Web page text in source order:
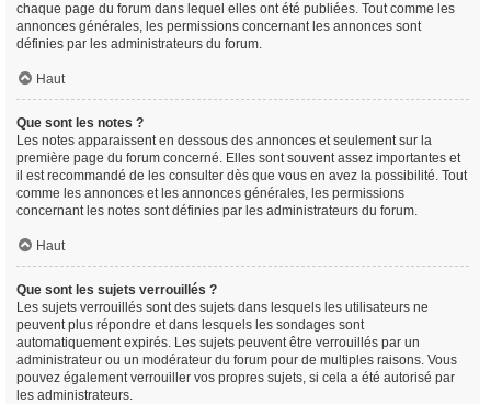
chaque page du forum dans lequel elles ont été publiées. Tout comme les
annonces générales, les permissions concernant les annonces sont
définies par les administrateurs du forum.
Haut
Que sont les notes ?
Les notes apparaissent en dessous des annonces et seulement sur la
première page du forum concerné. Elles sont souvent assez importantes et
il est recommandé de les consulter dès que vous en avez la possibilité. Tout
comme les annonces et les annonces générales, les permissions
concernant les notes sont définies par les administrateurs du forum.
Haut
Que sont les sujets verrouillés ?
Les sujets verrouillés sont des sujets dans lesquels les utilisateurs ne
peuvent plus répondre et dans lesquels les sondages sont
automatiquement expirés. Les sujets peuvent être verrouillés par un
administrateur ou un modérateur du forum pour de multiples raisons. Vous
pouvez également verrouiller vos propres sujets, si cela a été autorisé par
les administrateurs.